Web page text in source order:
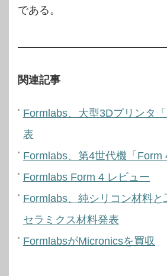
である。
関連記事
Formlabs、大型3Dプリンタ
表
Formlabs、第4世代機「Form
Formlabs Form 4 レビュー
Formlabs、純シリコン材料と
セラミクス材料発表
FormlabsがMicronicsを買収